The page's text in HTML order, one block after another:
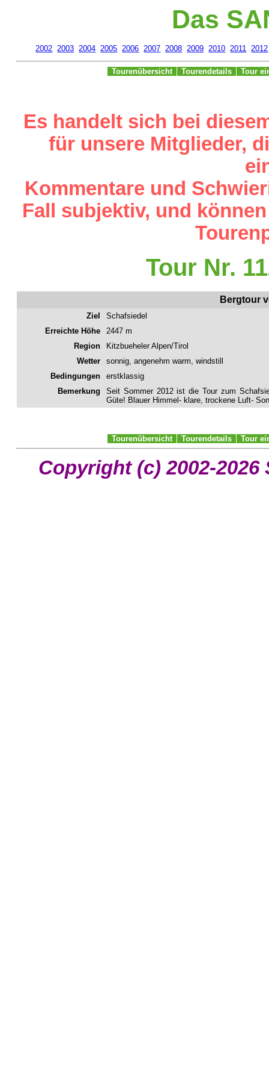
Das
2002 2003 2004 2005 2006 2007 2008 2009 2010 2011 2012
Tourenübersicht Tourendetails Tour
Es handelt sich bei
für unsere Mitglieder,
Kommentare und
Fall subjektiv, und
Tour Nr.
Bergtour
Ziel
Schafsiedel
Erreichte Höhe
2447 m
Region
Kitzbueheler Alpen/Tirol
Wetter
sonnig, angenehm warm, windstill
Bedingungen
erstklassig
Bemerkung
Seit Sommer 2012 ist die Tour zum
Güte! Blauer Himmel- klare, trockene Luft-
Tourenübersicht Tourendetails Tour
Copyright (c) 2002-